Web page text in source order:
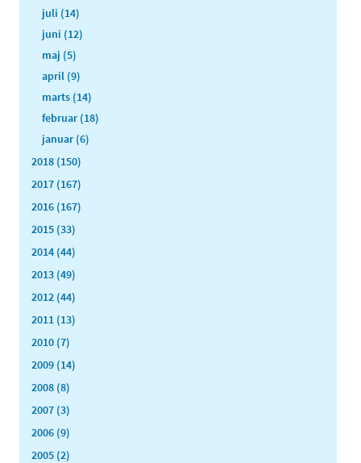
juli (14)
juni (12)
maj (5)
april (9)
marts (14)
februar (18)
januar (6)
2018 (150)
2017 (167)
2016 (167)
2015 (33)
2014 (44)
2013 (49)
2012 (44)
2011 (13)
2010 (7)
2009 (14)
2008 (8)
2007 (3)
2006 (9)
2005 (2)